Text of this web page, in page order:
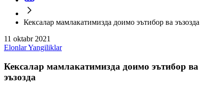
Кексалар мамлакатимизда доимо эътибор ва эъзозда
11 oktabr 2021
ElonlarYangiliklar
Кексалар мамлакатимизда доимо эътибор ва
эъзозда